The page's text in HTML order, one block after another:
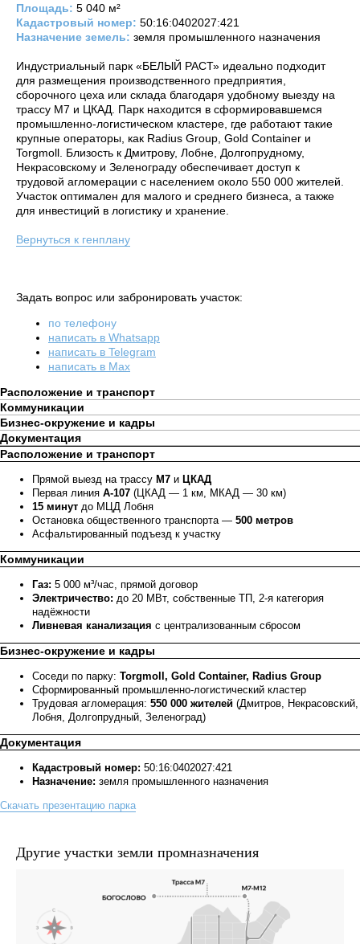
Площадь: 5 040 м²
Кадастровый номер: 50:16:0402027:421
Назначение земель: земля промышленного назначения
Индустриальный парк «БЕЛЫЙ РАСТ» идеально подходит
для размещения производственного предприятия,
сборочного цеха или склада благодаря удобному выезду на
трассу М7 и ЦКАД. Парк находится в сформировавшемся
промышленно-логистическом кластере, где работают такие
крупные операторы, как Radius Group, Gold Container и
Torgmoll. Близость к Дмитрову, Лобне, Долгопрудному,
Некрасовскому и Зеленограду обеспечивает доступ к
трудовой агломерации с населением около 550 000 жителей.
Участок оптимален для малого и среднего бизнеса, а также
для инвестиций в логистику и хранение.
Вернуться к генплану
Задать вопрос или забронировать участок:
по телефону
написать в Whatsapp
написать в Telegram
написать в Max
Расположение и транспорт
Коммуникации
Бизнес-окружение и кадры
Документация
Расположение и транспорт
Прямой выезд на трассу М7 и ЦКАД
Первая линия А-107 (ЦКАД — 1 км, МКАД — 30 км)
15 минут до МЦД Лобня
Остановка общественного транспорта — 500 метров
Асфальтированный подъезд к участку
Коммуникации
Газ: 5 000 м³/час, прямой договор
Электричество: до 20 МВт, собственные ТП, 2-я категория
надёжности
Ливневая канализация с централизованным сбросом
Бизнес-окружение и кадры
Соседи по парку: Torgmoll, Gold Container, Radius Group
Сформированный промышленно-логистический кластер
Трудовая агломерация: 550 000 жителей (Дмитров, Некрасовский,
Лобня, Долгопрудный, Зеленоград)
Документация
Кадастровый номер: 50:16:0402027:421
Назначение: земля промышленного назначения
Скачать презентацию парка
Другие участки земли промназначения